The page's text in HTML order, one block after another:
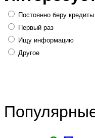
Постоянно беру кредиты
Первый раз
Ищу информацию
Другое